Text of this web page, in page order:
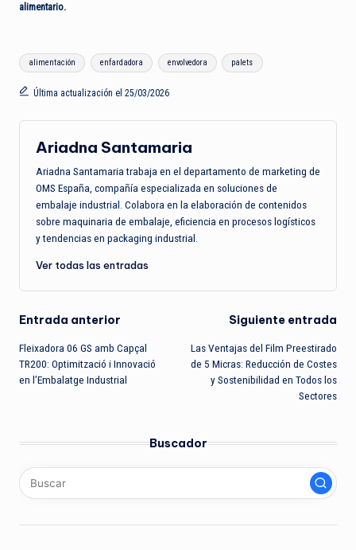
alimentario.
Etiquetas:
alimentación enfardadora envolvedora palets
Última actualización el 25/03/2026
Ariadna Santamaria
Ariadna Santamaria trabaja en el departamento de marketing de
OMS España, compañía especializada en soluciones de
embalaje industrial. Colabora en la elaboración de contenidos
sobre maquinaria de embalaje, eficiencia en procesos logísticos
y tendencias en packaging industrial.
Ver todas las entradas
Navegación
de
entradas
Entrada anterior
Fleixadora 06 GS amb Capçal
TR200: Optimització i Innovació
en l’Embalatge Industrial
Siguiente entrada
Las Ventajas del Film Preestirado
de 5 Micras: Reducción de Costes
y Sostenibilidad en Todos los
Sectores
Buscador